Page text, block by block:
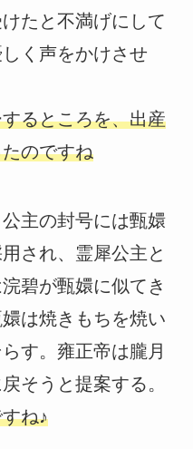
たと不満げにして
く声をかけさせ
るところを、出産
のですね
主の封号には甄嬛
され、霊犀公主と
碧が甄嬛に似てき
は焼きもちを焼い
す。雍正帝は朧月
そうと提案する。
ね♪